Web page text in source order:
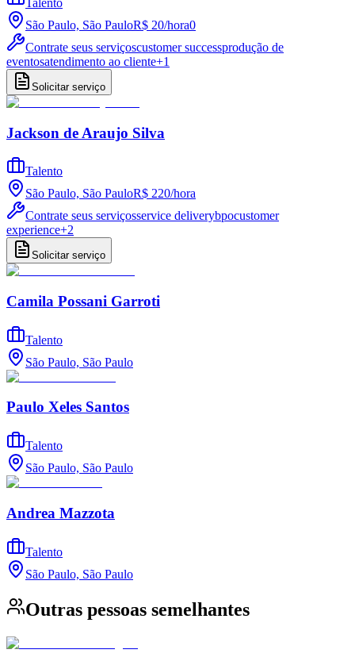
São Paulo, São PauloR$ 20/hora0
Contrate seus serviçoscustomer successprodução de
eventosatendimento ao cliente+1
Solicitar serviço
Jackson de Araujo Silva
Talento
São Paulo, São PauloR$ 220/hora
Contrate seus serviçosservice deliverybpocustomer
experience+2
Solicitar serviço
Camila Possani Garroti
Talento
São Paulo, São Paulo
Paulo Xeles Santos
Talento
São Paulo, São Paulo
Andrea Mazzota
Talento
São Paulo, São Paulo
Outras pessoas semelhantes